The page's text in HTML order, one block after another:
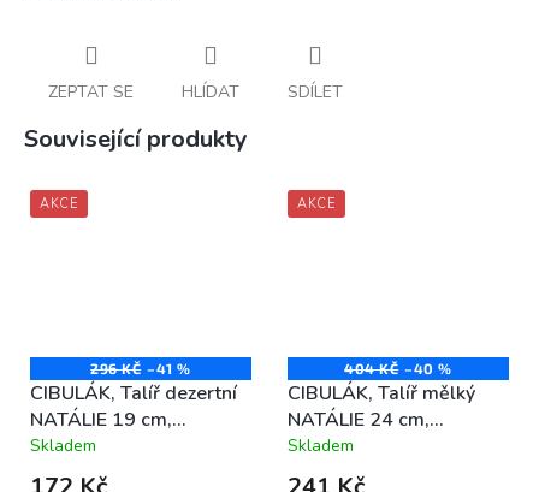
ZEPTAT SE HLÍDAT SDÍLET
Související produkty
AKCE
296 KČ –41 %
CIBULÁK, Talíř dezertní
NATÁLIE 19 cm,
porcelán, Thun
Průměrné
hodnocení
Skladem
AKCE
404 KČ –40 %
CIBULÁK, Talíř mělký
NATÁLIE 24 cm,
porcelán Thun
Průměrné
hodnocení
Skladem